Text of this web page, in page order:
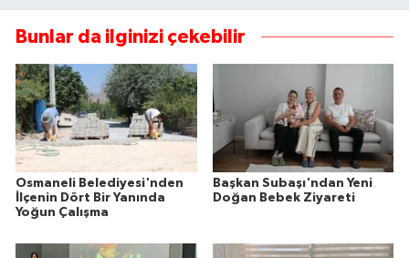
Bunlar da ilginizi çekebilir
Osmaneli Belediyesi'nden
İlçenin Dört Bir Yanında
Yoğun Çalışma
Başkan Subaşı'ndan Yeni
Doğan Bebek Ziyareti